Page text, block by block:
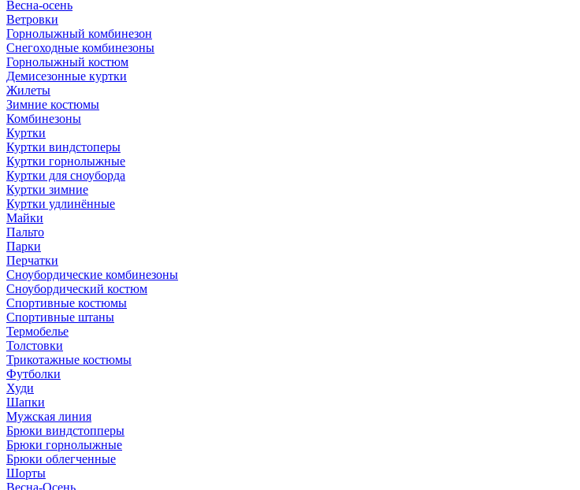
Весна-осень
Ветровки
Горнолыжный комбинезон
Снегоходные комбинезоны
Горнолыжный костюм
Демисезонные куртки
Жилеты
Зимние костюмы
Комбинезоны
Куртки
Куртки виндстоперы
Куртки горнолыжные
Куртки для сноуборда
Куртки зимние
Куртки удлинённые
Майки
Пальто
Парки
Перчатки
Сноубордические комбинезоны
Сноубордический костюм
Спортивные костюмы
Спортивные штаны
Термобелье
Толстовки
Трикотажные костюмы
Футболки
Худи
Шапки
Мужская линия
Брюки виндстопперы
Брюки горнолыжные
Брюки облегченные
Шорты
Весна-Осень